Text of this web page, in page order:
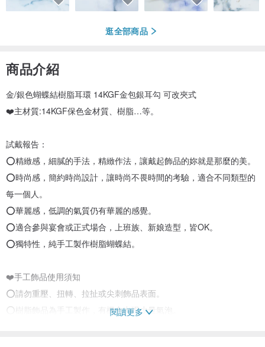
逛全部商品
商品介紹
金/銀色蝴蝶結樹脂耳環 14KGF金包銀耳勾 可改夾式
❤️主材質:14KGF保色金材質、樹脂…等。
試戴報告：
⭕精緻感，細膩的手法，精緻作法，讓戴起飾品的妳就是那麼的美。
⭕時尚感，簡約時尚設計，讓時尚不畏時間的考驗，適合不同類型的
每一個人。
⭕華麗感，低調的氣質仍有華麗的感覺。
⭕適合參與宴會或正式場合，上班族、新娘造型，皆OK。
⭕獨特性，純手工製作樹脂蝴蝶結。
❤️手工飾品使用須知
⭕請勿重壓、扭轉、拉扯或尖刺飾品表面。
⭕樹脂飾品為手工製作，有機會出現少量氣泡。
閱讀更多